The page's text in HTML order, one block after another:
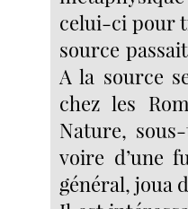
celui-ci pour
source
A la source
chez les
Nature,
voire d’une
général, joua